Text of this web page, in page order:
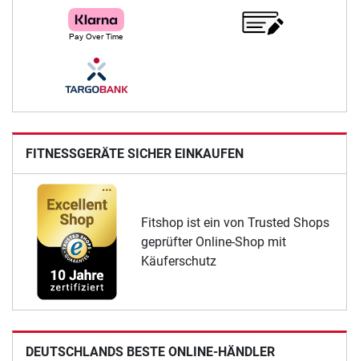
FITNESSGERÄTE SICHER EINKAUFEN
Fitshop ist ein von Trusted Shops
geprüfter Online-Shop mit
Käuferschutz
DEUTSCHLANDS BESTE ONLINE-HÄNDLER